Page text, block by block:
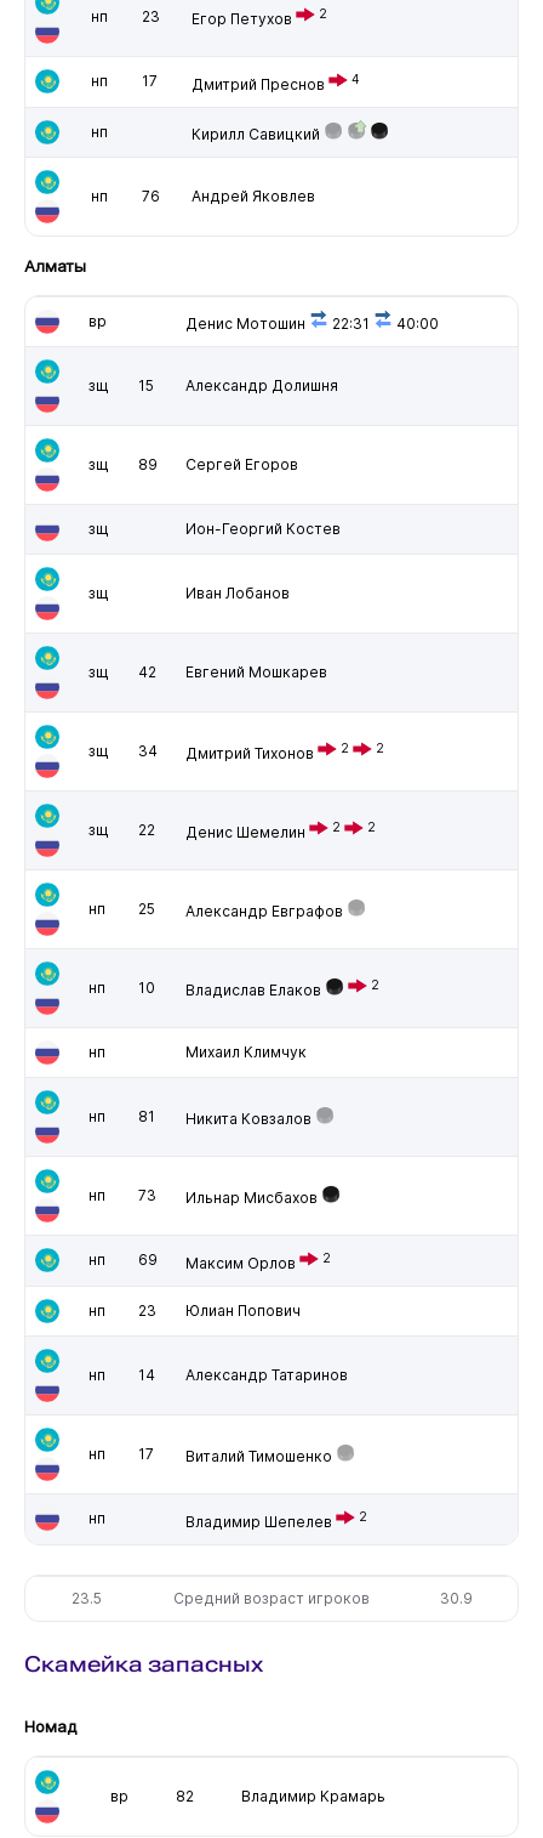
нп 23 Егор Петухов 2
нп 17 Дмитрий Преснов 4
нп Кирилл Савицкий
нп 76 Андрей Яковлев
Алматы
вр Денис Мотошин 22:31 40:00
зщ 15 Александр Долишня
зщ 89 Сергей Егоров
зщ Ион-Георгий Костев
зщ Иван Лобанов
зщ 42 Евгений Мошкарев
зщ 34 Дмитрий Тихонов 2 2
зщ 22 Денис Шемелин 2 2
нп 25 Александр Евграфов
нп 10 Владислав Елаков 2
нп Михаил Климчук
нп 81 Никита Ковзалов
нп 73 Ильнар Мисбахов
нп 69 Максим Орлов 2
нп 23 Юлиан Попович
нп 14 Александр Татаринов
нп 17 Виталий Тимошенко
нп Владимир Шепелев 2
23.5 Средний возраст игроков 30.9
Скамейка запасных
Номад
вр 82 Владимир Крамарь